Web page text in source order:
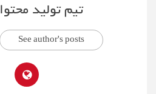
تیم تولید محتوا
See author's posts